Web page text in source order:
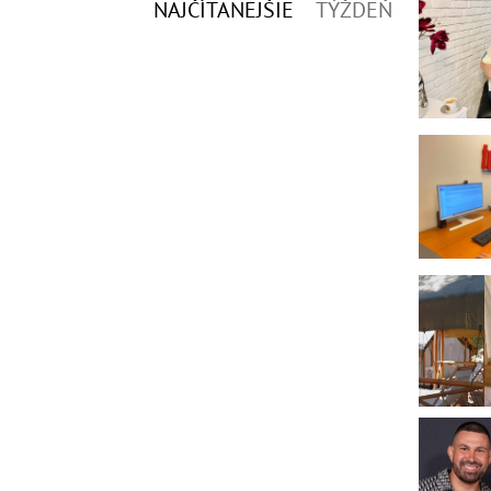
NAJČÍTANEJŠIE TÝŽDEŇ